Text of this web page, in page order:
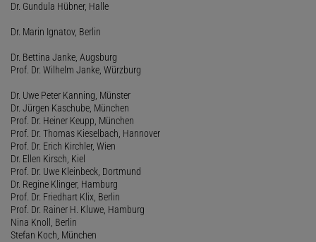
Dr. Gundula Hübner, Halle
Dr. Marin Ignatov, Berlin
Dr. Bettina Janke, Augsburg
Prof. Dr. Wilhelm Janke, Würzburg
Dr. Uwe Peter Kanning, Münster
Dr. Jürgen Kaschube, München
Prof. Dr. Heiner Keupp, München
Prof. Dr. Thomas Kieselbach, Hannover
Prof. Dr. Erich Kirchler, Wien
Dr. Ellen Kirsch, Kiel
Prof. Dr. Uwe Kleinbeck, Dortmund
Dr. Regine Klinger, Hamburg
Prof. Dr. Friedhart Klix, Berlin
Prof. Dr. Rainer H. Kluwe, Hamburg
Nina Knoll, Berlin
Stefan Koch, München